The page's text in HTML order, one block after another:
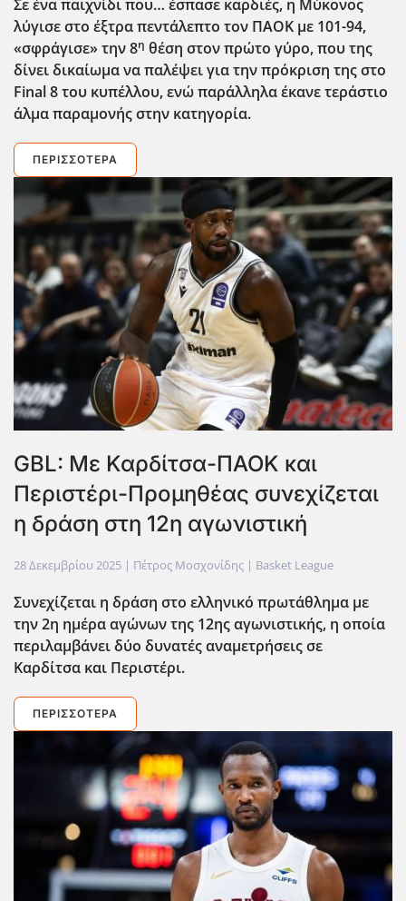
Σε ένα παιχνίδι που… έσπασε καρδιές, η Μύκονος
λύγισε στο έξτρα πεντάλεπτο τον ΠΑΟΚ με 101-94,
«σφράγισε» την 8η θέση στον πρώτο γύρο, που της
δίνει δικαίωμα να παλέψει για την πρόκριση της στο
Final8 του κυπέλλου, ενώ παράλληλα έκανε τεράστιο
άλμα παραμονής στην κατηγορία.
ΠΕΡΙΣΣΌΤΕΡΑ
GBL: Με Καρδίτσα-ΠΑΟΚ και
Περιστέρι-Προμηθέας συνεχίζεται
η δράση στη 12η αγωνιστική
28 Δεκεμβρίου 2025 | Πέτρος Μοσχονίδης | Basket League
Συνεχίζεται η δράση στο ελληνικό πρωτάθλημα με
την 2η ημέρα αγώνων της 12ης αγωνιστικής, η οποία
περιλαμβάνει δύο δυνατές αναμετρήσεις σε
Καρδίτσα και Περιστέρι.
ΠΕΡΙΣΣΌΤΕΡΑ